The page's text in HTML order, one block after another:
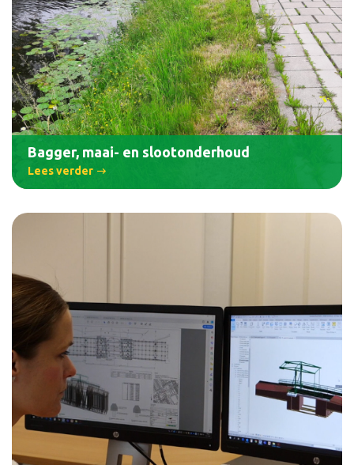
Bagger, maai- en slootonderhoud
Lees verder